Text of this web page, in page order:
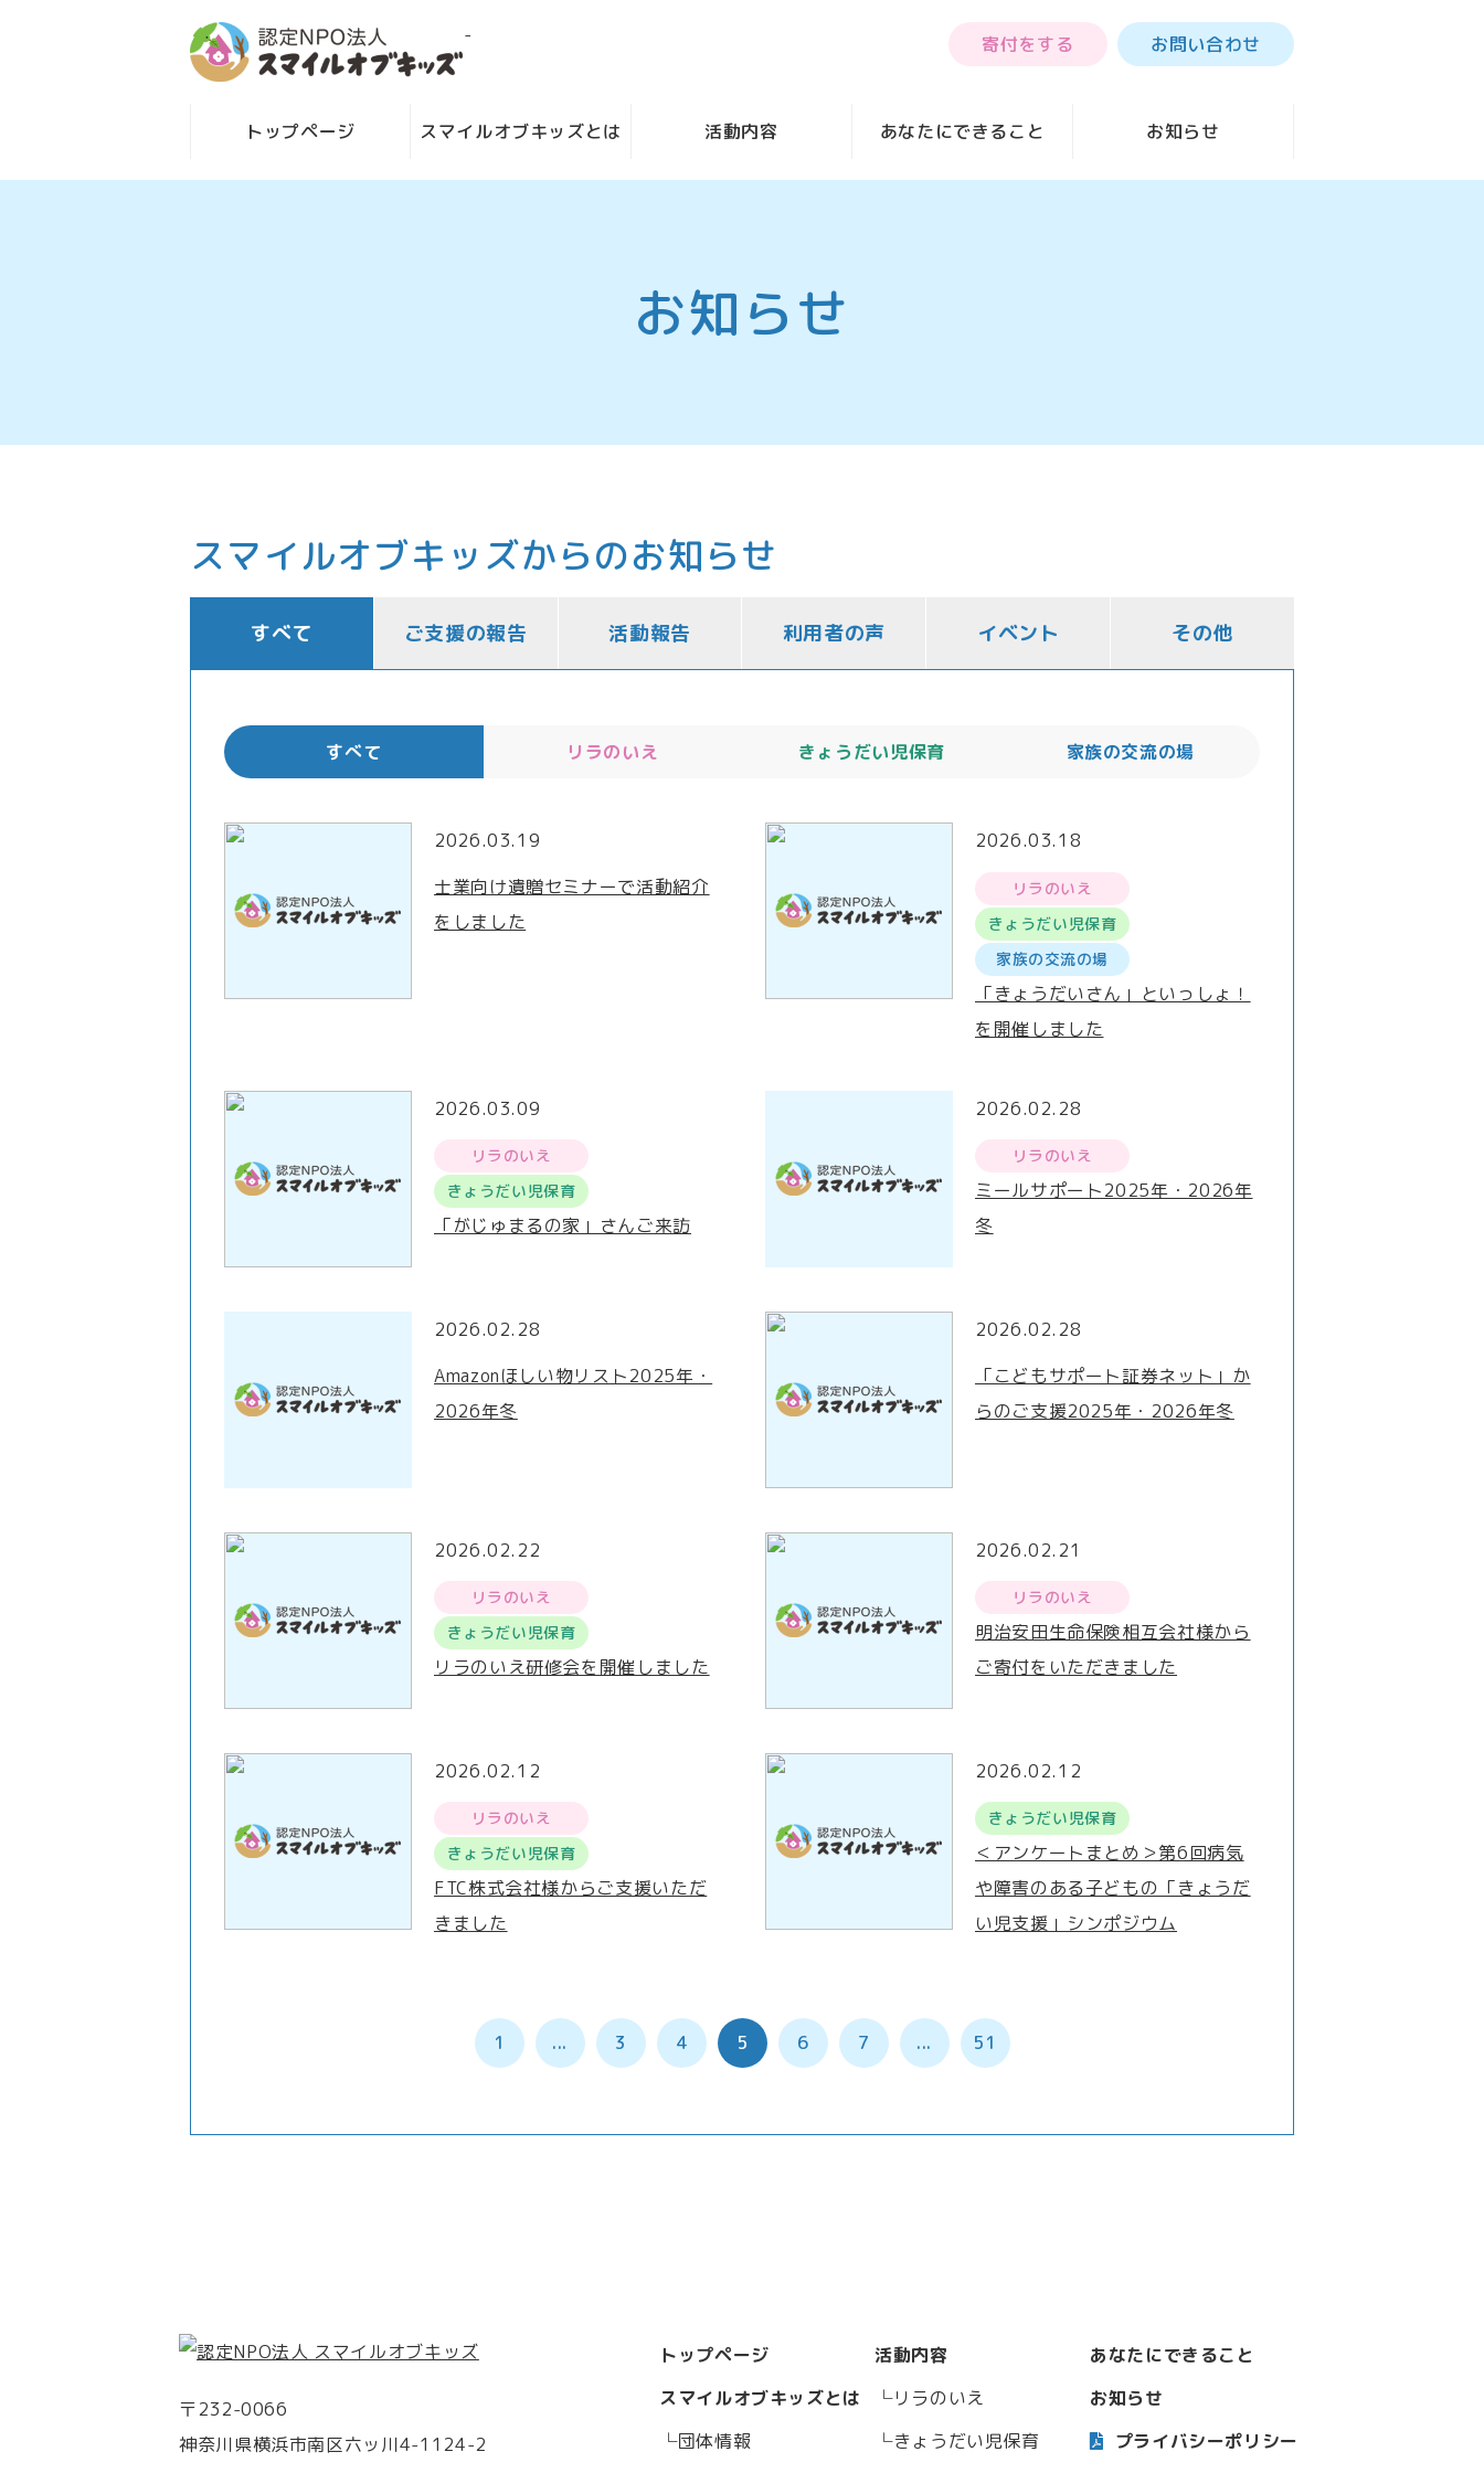
- 寄付をする お問い合わせ
トップページ スマイルオブキッズとは 活動内容 あなたにできること お知らせ
お知らせ
スマイルオブキッズからのお知らせ
すべて ご支援の報告 活動報告 利用者の声 イベント その他
すべて リラのいえ きょうだい児保育 家族の交流の場
2026.03.19
士業向け遺贈セミナーで活動紹介
をしました
2026.03.18
リラのいえ
きょうだい児保育
家族の交流の場
「きょうだいさん」といっしょ！
を開催しました
2026.03.09
リラのいえ
きょうだい児保育
「がじゅまるの家」さんご来訪
2026.02.28
リラのいえ
ミールサポート2025年・2026年
冬
2026.02.28
Amazonほしい物リスト2025年・
2026年冬
2026.02.28
「こどもサポート証券ネット」か
らのご支援2025年・2026年冬
2026.02.22
リラのいえ
きょうだい児保育
リラのいえ研修会を開催しました
2026.02.21
リラのいえ
明治安田生命保険相互会社様から
ご寄付をいただきました
2026.02.12
リラのいえ
きょうだい児保育
FTC株式会社様からご支援いただ
きました
2026.02.12
きょうだい児保育
＜アンケートまとめ＞第6回病気
や障害のある子どもの「きょうだ
い児支援」シンポジウム
1 ... 3 4 5 6 7 ... 51
〒232-0066
神奈川県横浜市南区六ッ川4-1124-2
トップページ
スマイルオブキッズとは
団体情報
活動内容
リラのいえ
きょうだい児保育
あなたにできること
お知らせ
プライバシーポリシー